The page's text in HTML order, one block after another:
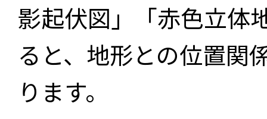
影起伏図」「赤色立体
ると、地形との位置関
ります。